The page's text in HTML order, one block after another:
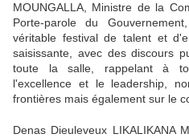
MOUNGALLA, Ministre de la
Porte-parole du
véritable festival de talent et
saisissante, avec des discours
toute la salle, rappelant à
l'excellence et le leadership,
frontières mais également sur le
Denas Dieuleveux LIKALIKANA